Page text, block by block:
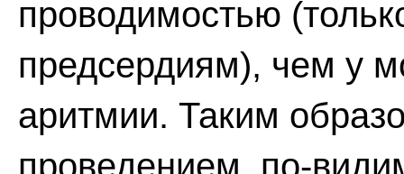
проводимостью
предсердиям), чем у
аритмии. Таким
проведением, по-